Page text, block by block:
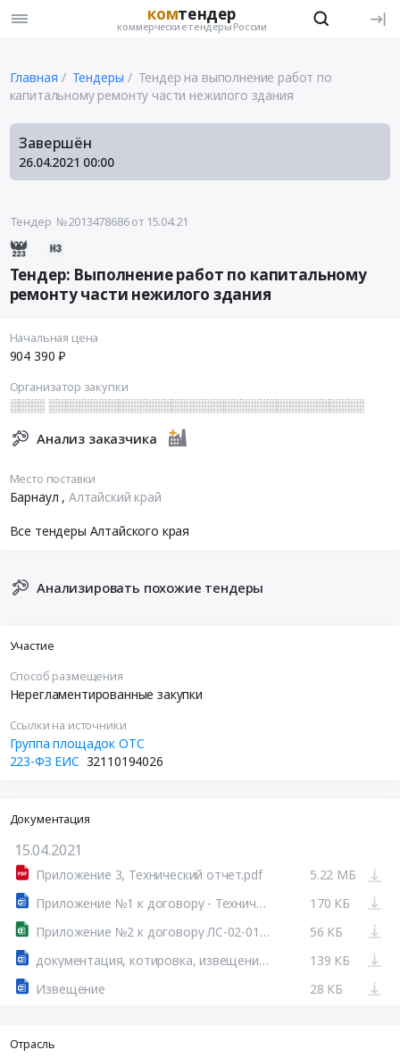
комтендер
коммерческие тендеры России
Главная Тендеры
Тендер на выполнение работ по
капитальному ремонту части нежилого здания
Завершён
26.04.2021 00:00
Тендер №2013478686от 15.04.21
Тендер: Выполнение работ по капитальному
ремонту части нежилого здания
Начальная цена
904 390 ₽
Организатор закупки
░░░░ ░░░░░░░░░░░░░░░░░░░░░░░░░░░░░░░░░░░░
Анализ заказчика
Место поставки
Барнаул , Алтайский край
Все тендеры Алтайского края
Анализировать похожие тендеры
Участие
Способ размещения
Нерегламентированные закупки
Ссылки на источники
Группа площадок ОТС
223-ФЗ ЕИС 32110194026
Документация
15.04.2021
Приложение 3, Технический отчет.pdf
5.22 МБ
Приложение №1 к договору - Техническое задание на ремонт гаража 21.doc
170 КБ
Приложение №2 к договору ЛС-02-01-01 общестроительные работы.xlsx
56 КБ
документация, котировка, извещение.docx
139 КБ
Извещение
28 КБ
Отрасль